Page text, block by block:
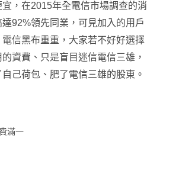
，在2015年全電信市場調查的消
92%領先同業 ， 可見加入的用戶
信黑布重重 ， 大家若不好好選擇
資費、只是盲目迷信電信三雄 ，
己荷包、肥了電信三雄的股東。